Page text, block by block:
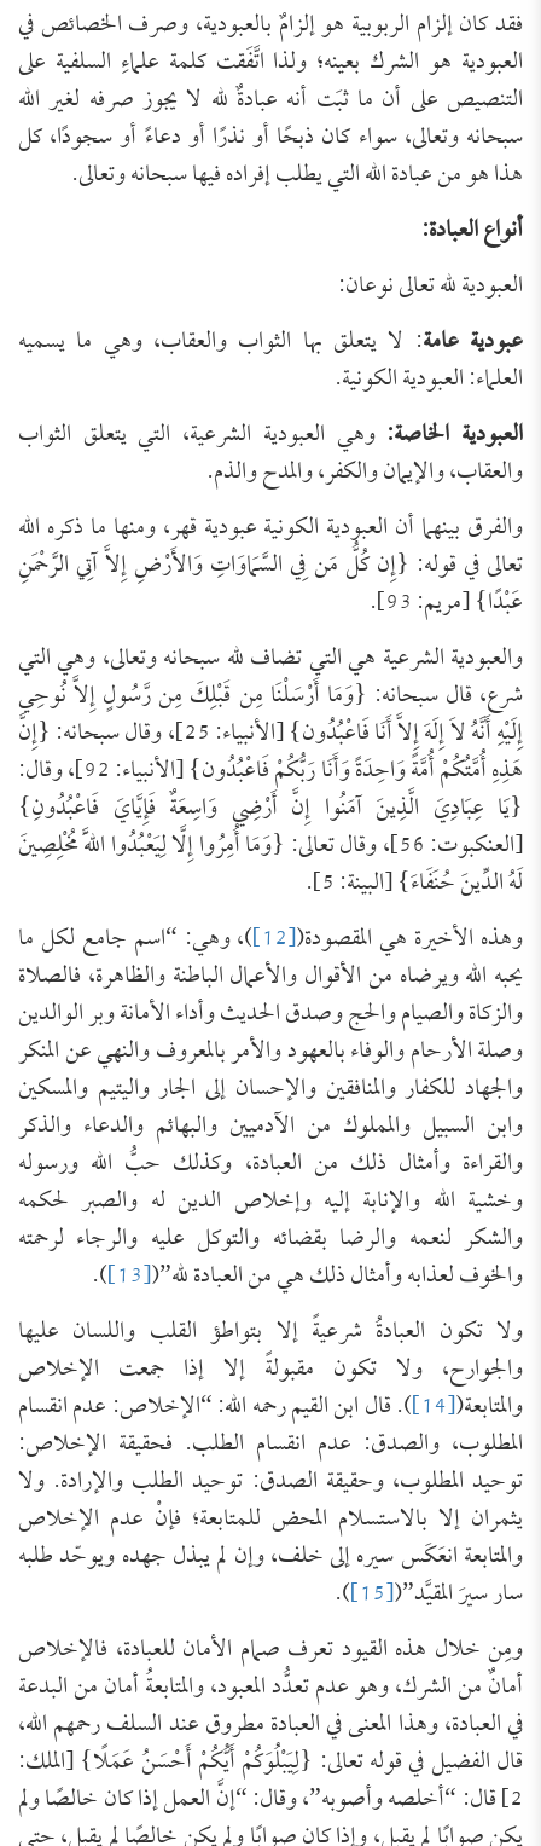
فقد كان إلزام الربوبية هو إلزامٌ بالعبودية، وصرف الخصائص في
العبودية هو الشرك بعينه؛ ولذا اتَّفَقت كلمة علماءِ السلفية على
التنصيص على أن ما ثبَت أنه عبادةٌ لله لا يجوز صرفه لغير الله
سبحانه وتعالى، سواء كان ذبحًا أو نذرًا أو دعاءً أو سجودًا، كل
هذا هو من عبادة الله التي يطلب إفراده فيها سبحانه وتعالى.
أنواع العبادة:
العبودية لله تعالى نوعان:
عبودية عامة: لا يتعلق بها الثواب والعقاب، وهي ما يسميه
العلماء: العبودية الكونية.
العبودية الخاصة:وهي العبودية الشرعية، التي يتعلق الثواب
والعقاب، والإيمان والكفر، والمدح والذم.
والفرق بينهما أن العبودية الكونية عبودية قهر، ومنها ما ذكره الله
تعالى في قوله: {إِن كُلُّ مَن فِي السَّمَاوَاتِ وَالأَرْضِ إِلاَّ آتِي الرَّحْمَنِ
عَبْدًا} [مريم: 93].
والعبودية الشرعية هي التي تضاف لله سبحانه وتعالى، وهي التي
شرع، قال سبحانه: {وَمَا أَرْسَلْنَا مِن قَبْلِكَ مِن رَّسُولٍ إِلاَّ نُوحِي
إِلَيْهِ أَنَّهُ لاَ إِلَهَ إِلاَّ أَنَا فَاعْبُدُون} [الأنبياء: 25]، وقال سبحانه: {إِنَّ
هَذِهِ أُمَّتُكُمْ أُمَّةً وَاحِدَةً وَأَنَا رَبُّكُمْ فَاعْبُدُون} [الأنبياء: 92]، وقال:
{يَا عِبَادِيَ الَّذِينَ آمَنُوا إِنَّ أَرْضِي وَاسِعَةٌ فَإِيَّايَ فَاعْبُدُونِ}
[العنكبوت: 56]، وقال تعالى: {وَمَا أُمِرُوا إِلَّا لِيَعْبُدُوا اللَّهَ مُخْلِصِينَ
لَهُ الدِّينَ حُنَفَاءَ} [البينة: 5].
وهذه الأخيرة هي المقصودة([12] )، وهي: “اسم جامع لكل ما
يحبه الله ويرضاه من الأقوال والأعمال الباطنة والظاهرة، فالصلاة
والزكاة والصيام والحج وصدق الحديث وأداء الأمانة وبر الوالدين
وصلة الأرحام والوفاء بالعهود والأمر بالمعروف والنهي عن المنكر
والجهاد للكفار والمنافقين والإحسان إلى الجار واليتيم والمسكين
وابن السبيل والمملوك من الآدميين والبهائم والدعاء والذكر
والقراءة وأمثال ذلك من العبادة، وكذلك حبُّ الله ورسوله
وخشية الله والإنابة إليه وإخلاص الدين له والصبر لحكمه
والشكر لنعمه والرضا بقضائه والتوكل عليه والرجاء لرحمته
والخوف لعذابه وأمثال ذلك هي من العبادة لله”([13]
).
ولا تكون العبادةُ شرعيةً إلا بتواطؤ القلب واللسان عليها
والجوارح، ولا تكون مقبولةً إلا إذا جمعت الإخلاص
والمتابعة([14] ). قال ابن القيم رحمه الله: “الإخلاص: عدم انقسام
المطلوب، والصدق: عدم انقسام الطلب. فحقيقة الإخلاص:
توحيد المطلوب، وحقيقة الصدق: توحيد الطلب والإرادة. ولا
يثمران إلا بالاستسلام المحض للمتابعة؛ فإنْ عدم الإخلاص
والمتابعة انعَكَس سيره إلى خلف، وإن لم يبذل جهده ويوحّد طلبه
سار سيرَ المقيَّد”([15]
).
ومِن خلال هذه القيود تعرف صمام الأمان للعبادة، فالإخلاص
أمانٌ من الشرك، وهو عدم تعدُّد المعبود، والمتابعةُ أمان من البدعة
في العبادة، وهذا المعنى في العبادة مطروق عند السلف رحمهم الله،
قال الفضيل في قوله تعالى: {لِيَبْلُوَكُمْ أَيُّكُمْ أَحْسَنُ عَمَلًا} [الملك:
2] قال: “أخلصه وأصوبه”، وقال: “إنَّ العمل إذا كان خالصًا ولم